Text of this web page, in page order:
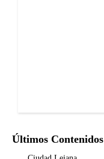
Últimos Contenidos